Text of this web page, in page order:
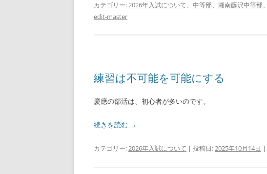
カテゴリー:2026年入試について、 中等部、 湘南藤沢中等部、
edit-master
練習は不可能を可能にする
慶應の部活は、初心者が多いのです。
続きを読む →
カテゴリー:2026年入試について | 投稿日:2025年10月14日 |